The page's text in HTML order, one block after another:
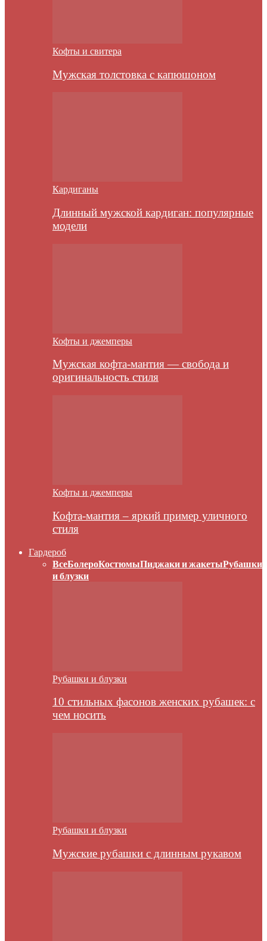
Кофты и свитера
Мужская толстовка с капюшоном
Кардиганы
Длинный мужской кардиган: популярные
модели
Кофты и джемперы
Мужская кофта-мантия — свобода и
оригинальность стиля
Кофты и джемперы
Кофта-мантия – яркий пример уличного
стиля
Гардероб
ВсеБолероКостюмыПиджаки и жакетыРубашки
и блузки
Рубашки и блузки
10 стильных фасонов женских рубашек: с
чем носить
Рубашки и блузки
Мужские рубашки с длинным рукавом